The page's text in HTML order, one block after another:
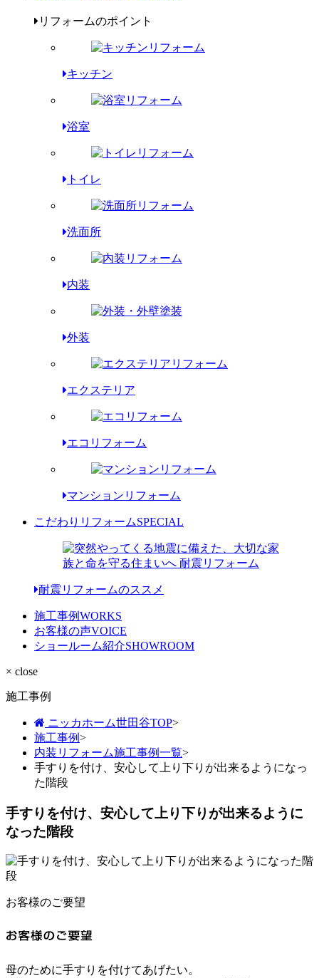
リフォームのポイント
キッチン
浴室
トイレ
洗面所
内装
外装
エクステリア
エコリフォーム
マンションリフォーム
こだわりリフォームSPECIAL
耐震リフォームのススメ
施工事例WORKS
お客様の声VOICE
ショールーム紹介SHOWROOM
× close
施工事例
ニッカホーム世田谷TOP>
施工事例>
内装リフォーム施工事例一覧>
手すりを付け、安心して上り下りが出来るようになっ
た階段
手すりを付け、安心して上り下りが出来るように
なった階段
お客様のご要望
母のために手すりを付けてあげたい。